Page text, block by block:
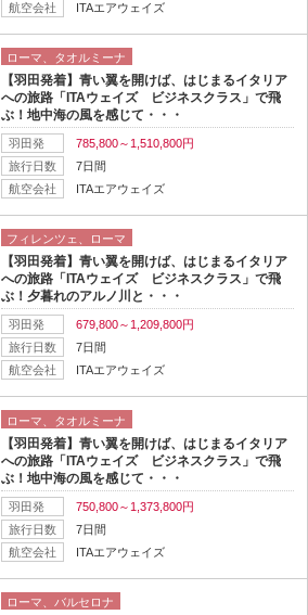
航空会社 ITAエアウェイズ
ローマ、タオルミーナ
【羽田発着】青い翼を開けば、はじまるイタリア
への旅路「ITAウェイズ ビジネスクラス」で飛
ぶ！地中海の風を感じて・・・
羽田発
785,800～1,510,800円
旅行日数
7日間
航空会社
ITAエアウェイズ
フィレンツェ、ローマ
【羽田発着】青い翼を開けば、はじまるイタリア
への旅路「ITAウェイズ ビジネスクラス」で飛
ぶ！夕暮れのアルノ川と・・・
羽田発
679,800～1,209,800円
旅行日数
7日間
航空会社
ITAエアウェイズ
ローマ、タオルミーナ
【羽田発着】青い翼を開けば、はじまるイタリア
への旅路「ITAウェイズ ビジネスクラス」で飛
ぶ！地中海の風を感じて・・・
羽田発
750,800～1,373,800円
旅行日数
7日間
航空会社
ITAエアウェイズ
ローマ、バルセロナ